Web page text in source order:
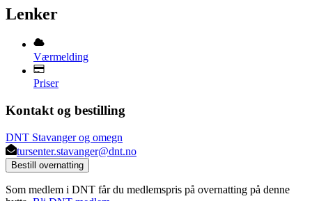
Lenker
Værmelding
Priser
Kontakt og bestilling
DNT Stavanger og omegn
tursenter.stavanger@dnt.no
Bestill overnatting
Som medlem i DNT får du medlemspris på overnatting på denne